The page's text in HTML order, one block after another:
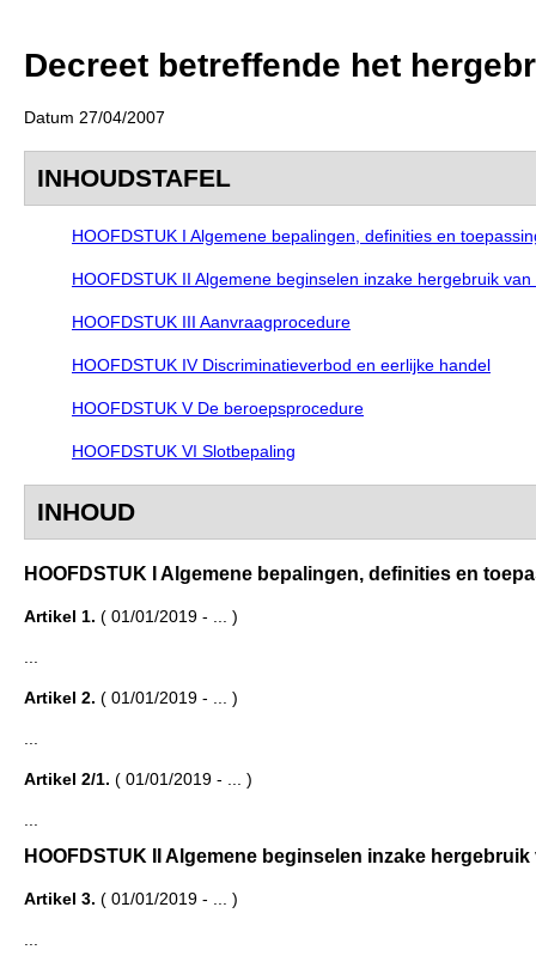
Decreet betreffende het
Datum 27/04/2007
INHOUDSTAFEL
HOOFDSTUK I Algemene bepalingen, definities en
HOOFDSTUK II Algemene beginselen inzake hergebruik
HOOFDSTUK III Aanvraagprocedure
HOOFDSTUK IV Discriminatieverbod en eerlijke handel
HOOFDSTUK V De beroepsprocedure
HOOFDSTUK VI Slotbepaling
INHOUD
HOOFDSTUK I Algemene bepalingen, definities en
Artikel 1. ( 01/01/2019 - ... )
Artikel 2. ( 01/01/2019 - ... )
Artikel 2/1. ( 01/01/2019 - ... )
HOOFDSTUK II Algemene beginselen inzake
Artikel 3. ( 01/01/2019 - ... )